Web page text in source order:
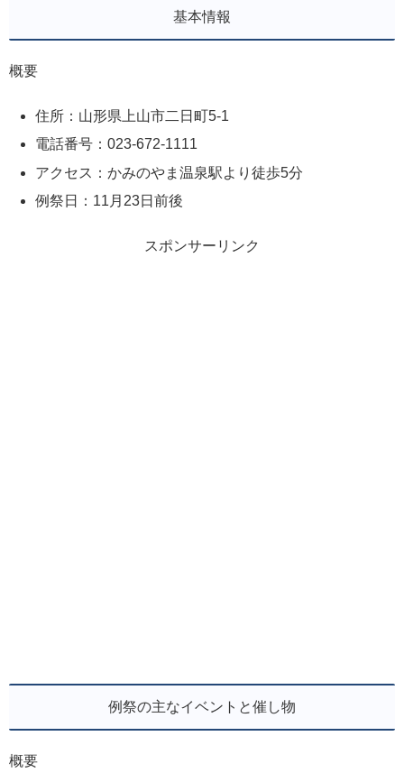
基本情報
概要
住所：山形県上山市二日町5-1
電話番号：023-672-1111
アクセス：かみのやま温泉駅より徒歩5分
例祭日：11月23日前後
スポンサーリンク
例祭の主なイベントと催し物
概要